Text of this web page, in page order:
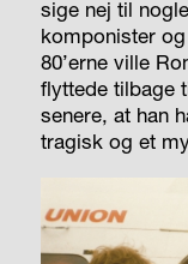
sige nej til
komponister
80’erne ville
flyttede tilbage
senere, at han
tragisk og et